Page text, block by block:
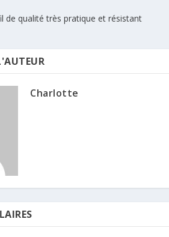
de qualité très pratique et résistant
Charlotte